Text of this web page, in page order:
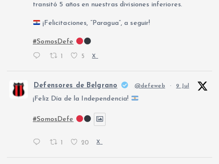
transitó 5 años en nuestras divisiones inferiores.
¡Felicitaciones, “Paragua”, a seguir!
#SomosDefe
5 X
Defensores de Belgrano @defeweb · 9 Jul
¡Feliz Día de la Independencia!
#SomosDefe
1 20 X